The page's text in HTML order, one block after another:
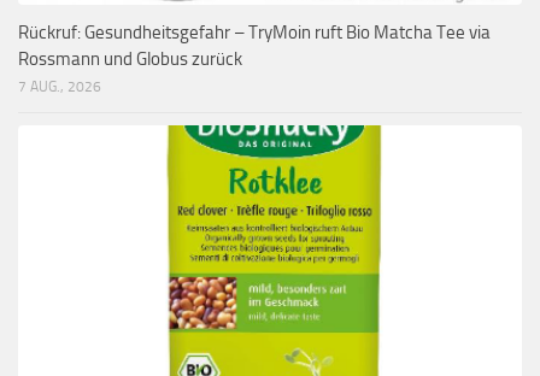
Rückruf: Gesundheitsgefahr – TryMoin ruft Bio Matcha Tee via
Rossmann und Globus zurück
7 AUG., 2026